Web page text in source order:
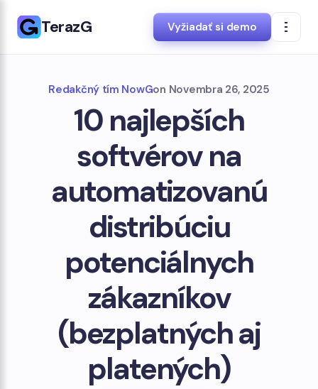
TerazG Vyžiadať si demo
Redakčný tím NowGon Novembra 26, 2025
10 najlepších
softvérov na
automatizovanú
distribúciu
potenciálnych
zákazníkov
(bezplatných aj
platených)